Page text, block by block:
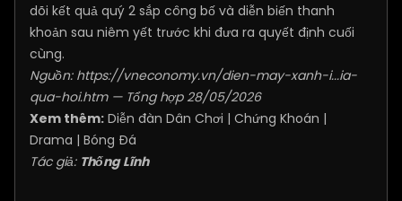
dõi kết quả quý 2 sắp công bố và diễn biến thanh
khoản sau niêm yết trước khi đưa ra quyết định cuối
cùng.
Nguồn: https://vneconomy.vn/dien-may-xanh-i...ia-
qua-hoi.htm— Tổng hợp 28/05/2026
Xem thêm: Diễn đàn Dân Chơi | Chứng Khoán |
Drama | Bóng Đá
Tác giả: Thống Lĩnh